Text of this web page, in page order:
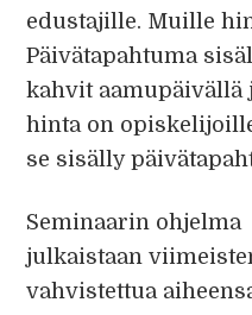
edustajille. Muille
Päivätapahtuma
kahvit aamupäivällä
hinta on
se sisälly
Seminaarin ohjelma
julkaistaan
vahvistettua